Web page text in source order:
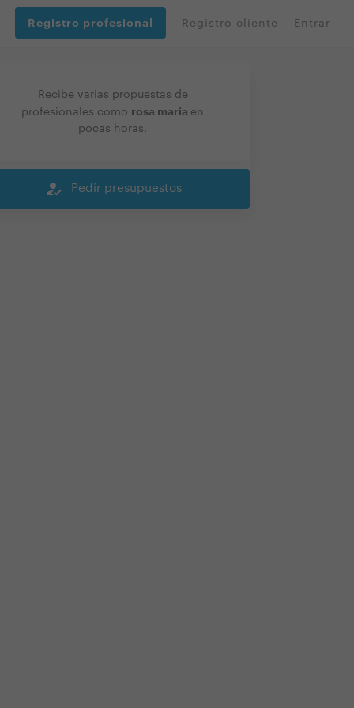
Registro profesional Registro cliente Entrar
Recibe varias propuestas de
profesionales como rosa maria en
pocas horas.
how_to_reg Pedir presupuestos